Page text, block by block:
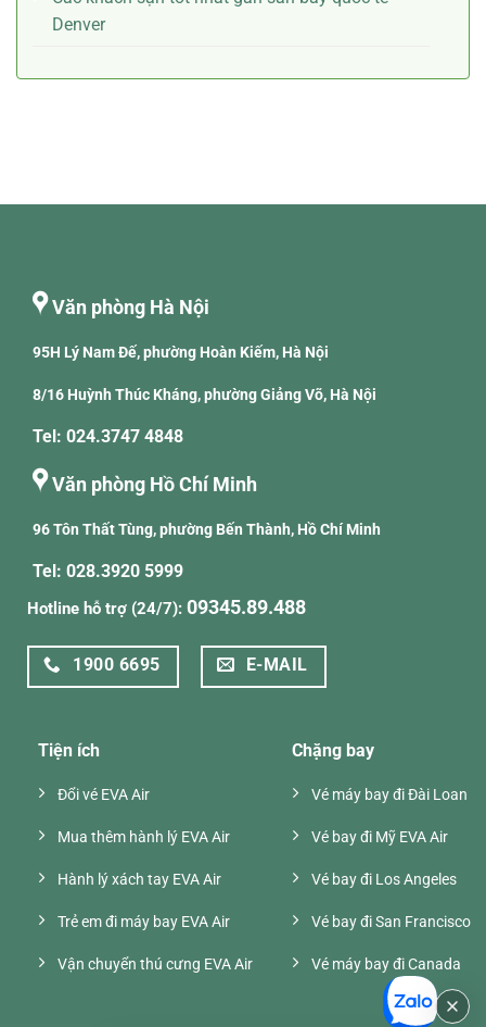
Denver
Văn phòng Hà Nội
95H Lý Nam Đế, phường Hoàn Kiếm, Hà Nội
8/16 Huỳnh Thúc Kháng, phường Giảng Võ, Hà Nội
Tel: 024.3747 4848
Văn phòng Hồ Chí Minh
96 Tôn Thất Tùng, phường Bến Thành, Hồ Chí Minh
Tel: 028.3920 5999
Hotline hỗ trợ (24/7): 09345.89.488
1900 6695 E-MAIL
Tiện ích
Đổi vé EVA Air
Mua thêm hành lý EVA Air
Hành lý xách tay EVA Air
Trẻ em đi máy bay EVA Air
Vận chuyển thú cưng EVA Air
Chặng bay
Vé máy bay đi Đài Loan
Vé bay đi Mỹ EVA Air
Vé bay đi Los Angeles
Vé bay đi San Francisco
Vé máy bay đi Canada